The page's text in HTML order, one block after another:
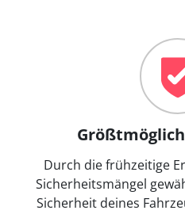
Durch die frühzeitige
Sicherheitsmängel
Sicherheit deines